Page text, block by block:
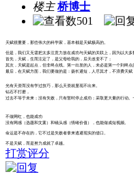
楼主 桥博士
501
天赋很重要，那些伟大的科学家，基本都是天赋极高的。
但是，我们又无需把太多注意力放在成功与天赋的关联上，因为以大多
首先，天赋，生而注定了，是父母给我的，后天改变不了；
其次，天赋是起点，但非终点线。第一出发的人，未必是第一个到终点
最后，在天赋方面，我们要做的是：扬长避短，人尽其才，不浪费天赋
光有天资而没有学过技巧，那么天资就显现不出来。
钻石不打磨，
过去不等于未来；没有失败，只有暂时停止成功；采取更大量的行动
不做网红，也能成功
没有网感（选题和文案）和镜头感（情绪价值），也能做成短视频。
命运是不存在的，它不过是失败者拿来逃避现实的借口。
不是天赋，而是努力成就了卓越。
打赏评分